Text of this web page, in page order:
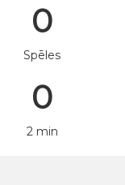
0
Spēles
0
2 min